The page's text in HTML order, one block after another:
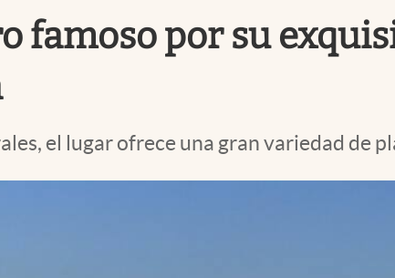
famoso por su
el lugar ofrece una gran variedad de